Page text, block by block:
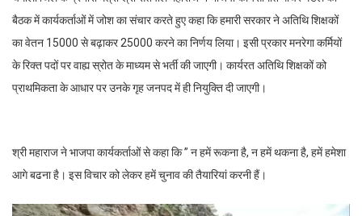
बैठक में कार्यकर्ताओं में जोश का संचार करते हुए कहा कि हमारी सरकार ने अतिथि शिक्षकों
का वेतन 15000 से बढ़ाकर 25000 करने का निर्णय लिया। इसी प्रकार मनरेगा कर्मियों
के रिक्त पदों पर वाह्य स्रोत के माध्यम से भर्ती की जाएगी। कार्यरत अतिथि शिक्षकों को
प्राथमिकता के आधार पर उनके गृह जनपद में ही नियुक्ति दी जाएगी।
श्री महाराज ने भाजपा कार्यकर्ताओं से कहा कि ” न हमें रूकना है, न हमें थकना है, हमें हमेशा
आगे बढना है। इस विचार को लेकर हमें चुनाव की तैयारियां करनी हैं।